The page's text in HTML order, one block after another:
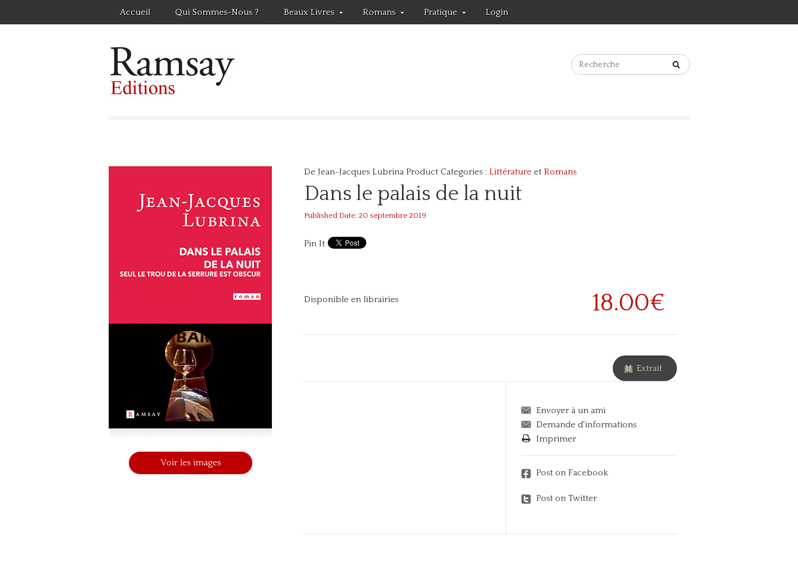
Accueil Qui Sommes-Nous ? Beaux Livres Romans Pratique Login
Voir les images
De Jean-Jacques LubrinaProduct Categories :Littérature etRomans
Dans le palais de la nuit
Published Date: 20 septembre 2019
Pin It
Disponible en librairies 18.00€
Extrait
Envoyer à un ami
Demande d'informations
Imprimer
Post on Facebook
Post on Twitter